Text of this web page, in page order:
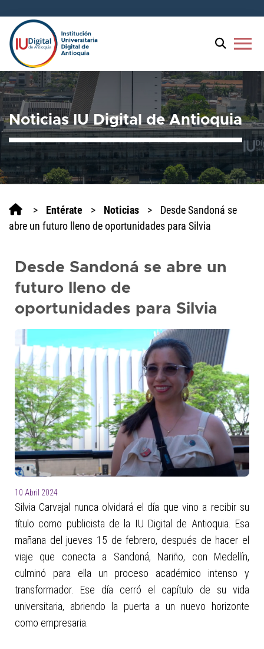
menu
Noticias IU Digital de Antioquia
> Entérate > Noticias >
Desde Sandoná se
abre un futuro lleno de oportunidades para Silvia
Desde Sandoná se abre un
futuro lleno de
oportunidades para Silvia
10 Abril 2024
Silvia Carvajal nunca olvidará el día que vino a recibir su
título como publicista de la IU Digital de Antioquia. Esa
mañana del jueves 15 de febrero, después de hacer el
viaje que conecta a Sandoná, Nariño, con Medellín,
culminó para ella un proceso académico intenso y
transformador. Ese día cerró el capítulo de su vida
universitaria, abriendo la puerta a un nuevo horizonte
como empresaria.